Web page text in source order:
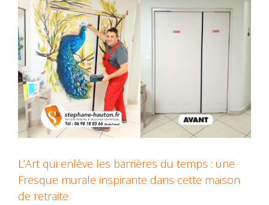
L’Art qui enlève les barrières du temps : une
Fresque murale inspirante dans cette maison
de retraite